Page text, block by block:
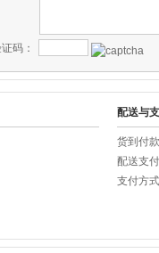
码：
配送与
货到付
配送支
支付方